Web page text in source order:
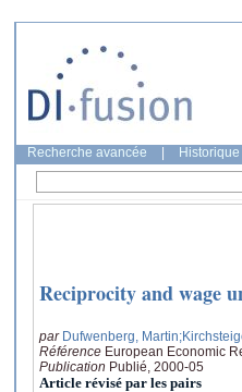
Recherche avancée
Reciprocity and wage
par Dufwenberg, Martin
Référence European Economic
Publication Publié, 2000-05
Article révisé par les pairs